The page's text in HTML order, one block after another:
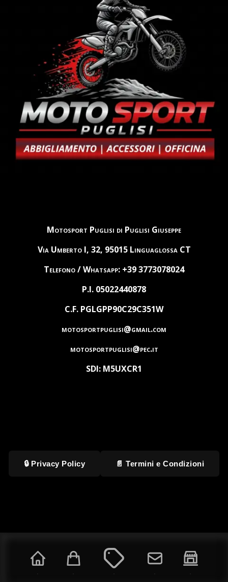
Motosport Puglisi di Puglisi Giuseppe
Via Umberto I, 32, 95015 Linguaglossa CT
Telefono / Whatsapp: +39 3773078024
P.I. 05022440878
C.F. PGLGPP90C29C351W
motosportpuglisi@gmail.com
motosportpuglisi@pec.it
SDI: M5UXCR1
🔒 Privacy Policy 📄 Termini e Condizioni